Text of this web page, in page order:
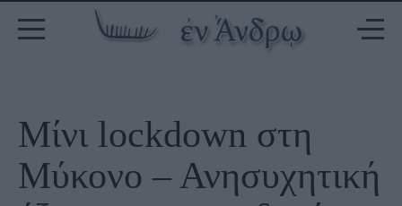
Μίνι lockdown στη
Μύκονο – Ανησυχητική